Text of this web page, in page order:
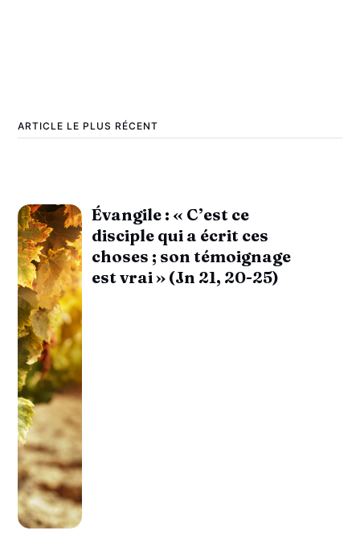
ARTICLE LE PLUS RÉCENT
Évangile : « C’est ce
disciple qui a écrit ces
choses ; son témoignage
est vrai » (Jn 21, 20-25)